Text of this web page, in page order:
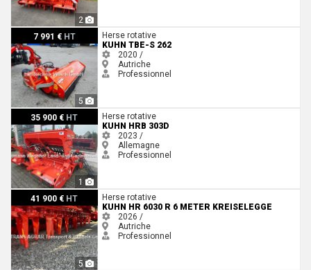
2
7 991 € HT
5
Kuhn TBE-S 262
Herse rotative
KUHN TBE-S 262
2020 /
Autriche
Professionnel
35 900 € HT
1
Kuhn HRB 303D
Herse rotative
KUHN HRB 303D
2023 /
Allemagne
Professionnel
41 900 € HT
5
Kuhn HR 6030 R 6 Meter Kreiselegge
Herse rotative
KUHN HR 6030 R 6 METER KREISELEGGE
2026 /
Autriche
Professionnel